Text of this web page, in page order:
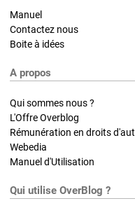
Manuel
Contactez nous
Boite à idées
A propos
Qui sommes nous ?
L'Offre Overblog
Rémunération en droits
Webedia
Manuel d'Utilisation
Qui utilise OverBlog ?